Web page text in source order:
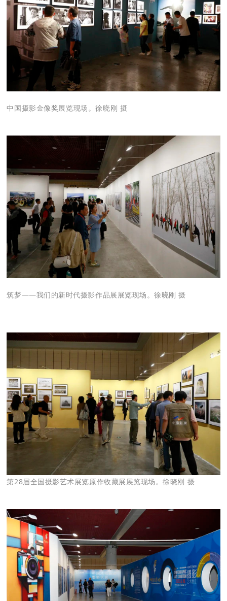
中国摄影金像奖展览现场。徐晓刚 摄
筑梦——我们的新时代摄影作品展展览现场。徐晓刚 摄
第28届全国摄影艺术展览原作收藏展展览现场。徐晓刚 摄